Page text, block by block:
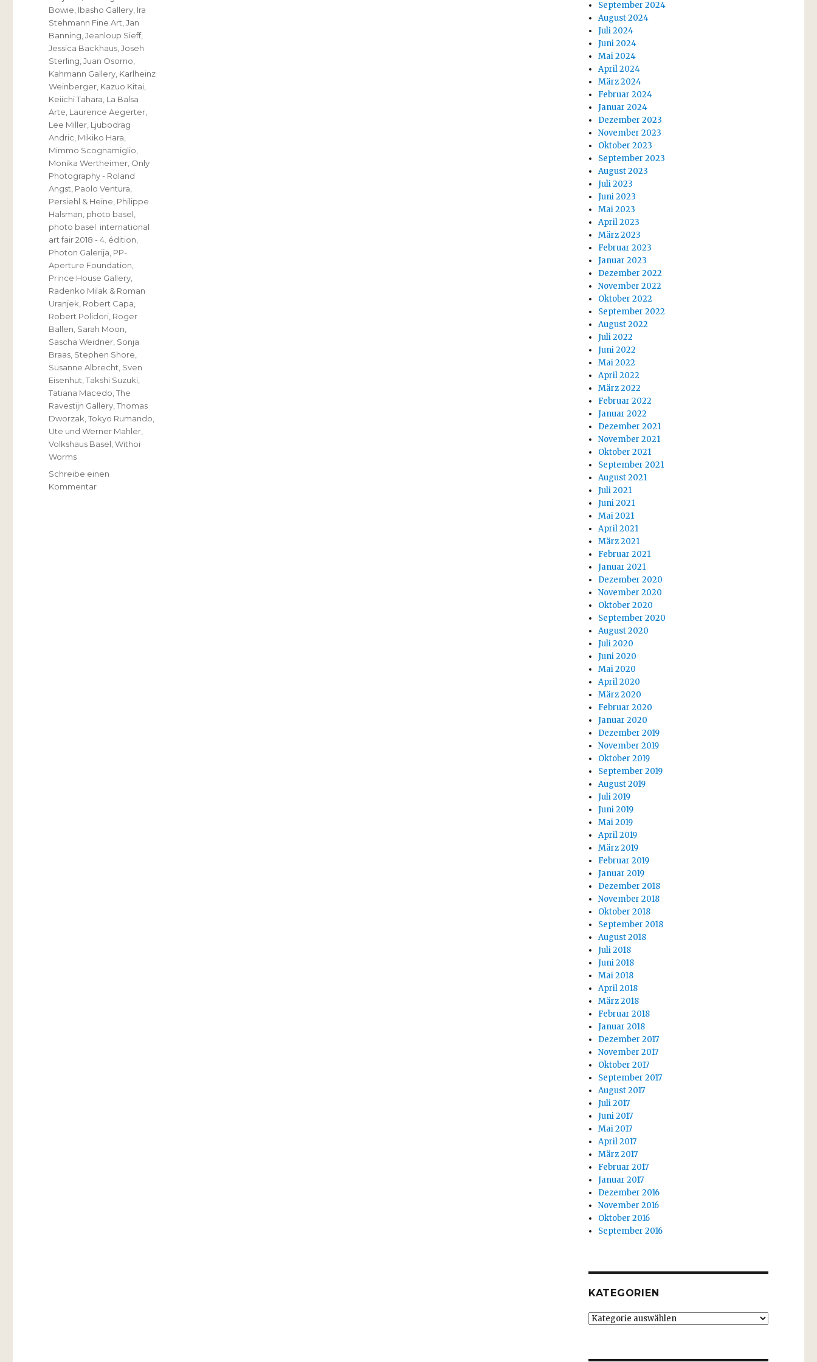
Bowie Ibasho Gallery Ira
Stehmann Fine Art ,Jan
Banning ,Jeanloup Sieff,
Jessica Backhaus ,Joseh
Sterling ,Juan Osorno
Kahmann Gallery Karlheinz
Weinberger Kazuo Kitai
Keiichi Tahara La Balsa
Arte Laurence Aegerter
Lee Miller Ljubodrag
Andric Mikiko Hara
Mimmo Scognamiglio
Monika Wertheimer Only
Photography - Roland
Angst Paolo Ventura
Persiehl & Heine Philippe
Halsman photo basel
photo basel international
art fair 2018 - 4. édition
Photon Galerija PP-
Aperture Foundation
Prince House Gallery
Radenko Milak & Roman
Uranjek Robert Capa
Robert Polidori Roger
Ballen Sarah Moon
Sascha Weidner Sonja
Braas Stephen Shore
Susanne Albrecht Sven
Eisenhut ,Takshi Suzuki
Tatiana Macedo ,The
Ravestijn Gallery ,Thomas
Dworzak ,Tokyo Rumando
Ute und Werner Mahler
Volkshaus Basel ,Withoi
Worms
Schreibe einen
Kommentarzu
September 2024
August 2024
Juli 2024
Juni 2024
Mai 2024
April 2024
März 2024
Februar 2024
Januar 2024
Dezember 2023
November 2023
Oktober 2023
September 2023
August 2023
Juli 2023
Juni 2023
Mai 2023
April 2023
März 2023
Februar 2023
Januar 2023
Dezember 2022
November 2022
Oktober 2022
September 2022
August 2022
Juli 2022
Juni 2022
Mai 2022
April 2022
März 2022
Februar 2022
Januar 2022
Dezember 2021
November 2021
Oktober 2021
September 2021
August 2021
Juli 2021
Juni 2021
Mai 2021
April 2021
März 2021
Februar 2021
Januar 2021
Dezember 2020
November 2020
Oktober 2020
September 2020
August 2020
Juli 2020
Juni 2020
Mai 2020
April 2020
März 2020
Februar 2020
Januar 2020
Dezember 2019
November 2019
Oktober 2019
September 2019
August 2019
Juli 2019
Juni 2019
Mai 2019
April 2019
März 2019
Februar 2019
Januar 2019
Dezember 2018
November 2018
Oktober 2018
September 2018
August 2018
Juli 2018
Juni 2018
Mai 2018
April 2018
März 2018
Februar 2018
Januar 2018
Dezember 2017
November 2017
Oktober 2017
September 2017
August 2017
Juli 2017
Juni 2017
Mai 2017
April 2017
März 2017
Februar 2017
Januar 2017
Dezember 2016
November 2016
Oktober 2016
September 2016
KATEGORIEN
Kategorien